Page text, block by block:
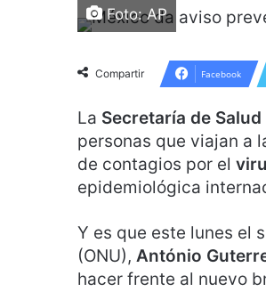
Foto: AP
Compartir Facebook
La Secretaría de Salud
personas que viajan a
de contagios por el
epidemiológica
Y es que este lunes el
(ONU), António
hacer frente al nuevo